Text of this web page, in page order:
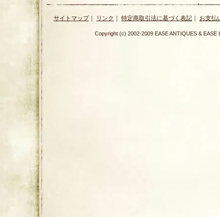
サイトマップ｜ リンク ｜ 特定商取引法に基づく表記 ｜ お支払
Copyright (c) 2002-2009 EASE ANTIQUES &